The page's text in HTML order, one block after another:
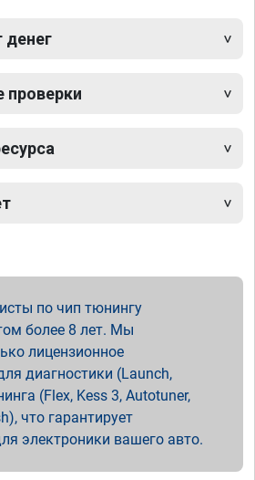
денег
проверки
по чип тюнингу
более 8 лет. Мы
лицензионное
диагностики (Launch,
(Flex, Kess 3, Autotuner,
что гарантирует
электроники вашего авто.